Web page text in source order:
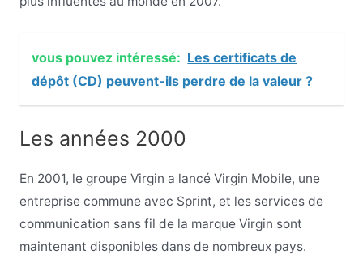
vous pouvez intéressé: Les certificats de
dépôt (CD) peuvent-ils perdre de la valeur ?
Les années 2000
En 2001, le groupe Virgin a lancé Virgin Mobile, une
entreprise commune avec Sprint, et les services de
communication sans fil de la marque Virgin sont
maintenant disponibles dans de nombreux pays.